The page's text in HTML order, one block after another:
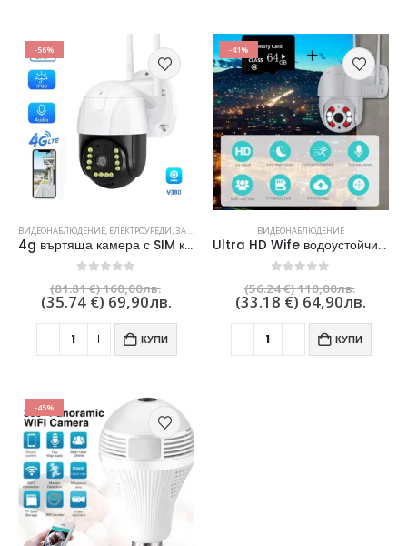
-56%
ВИДЕОНАБЛЮДЕНИЕ, ЕЛЕКТРОУРЕДИ,ЗА ДОМА И ГРАДИНАТА
4g въртяща камера с SIM карта
(81.81 €)160,00лв.
(35.74 €) 69,90лв.
КУПИ
-41%
ВИДЕОНАБЛЮДЕНИЕ
Ultra HD Wife водоустойчива камера +подарък 64GB карта
(56.24 €)110,00лв.
(33.18 €) 64,90лв.
КУПИ
-45%